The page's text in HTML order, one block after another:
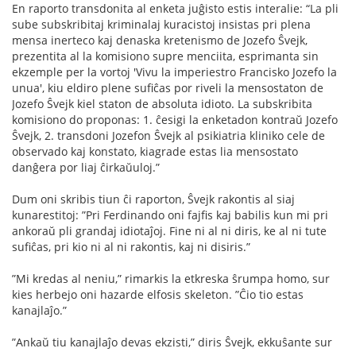
En raporto transdonita al enketa juĝisto estis interalie: “La pli
sube subskribitaj kriminalaj kuracistoj insistas pri plena
mensa inerteco kaj denaska kretenismo de Jozefo Ŝvejk,
prezentita al la komisiono supre menciita, esprimanta sin
ekzemple per la vortoj 'Vivu la imperiestro Francisko Jozefo la
unua', kiu eldiro plene suﬁĉas por riveli la mensostaton de
Jozefo Ŝvejk kiel staton de absoluta idioto. La subskribita
komisiono do proponas: 1. ĉesigi la enketadon kontraŭ Jozefo
Ŝvejk, 2. transdoni Jozefon Ŝvejk al psikiatria kliniko cele de
observado kaj konstato, kiagrade estas lia mensostato
danĝera por liaj ĉirkaŭuloj.”
Dum oni skribis tiun ĉi raporton, Ŝvejk rakontis al siaj
kunarestitoj: ”Pri Ferdinando oni fajﬁs kaj babilis kun mi pri
ankoraŭ pli grandaj idiotaĵoj. Fine ni al ni diris, ke al ni tute
suﬁĉas, pri kio ni al ni rakontis, kaj ni disiris.”
”Mi kredas al neniu,” rimarkis la etkreska ŝrumpa homo, sur
kies herbejo oni hazarde elfosis skeleton. ”Ĉio tio estas
kanajlaĵo.”
”Ankaŭ tiu kanajlaĵo devas ekzisti,” diris Ŝvejk, ekkuŝante sur